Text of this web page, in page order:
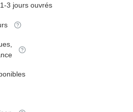
3 jours ouvrés